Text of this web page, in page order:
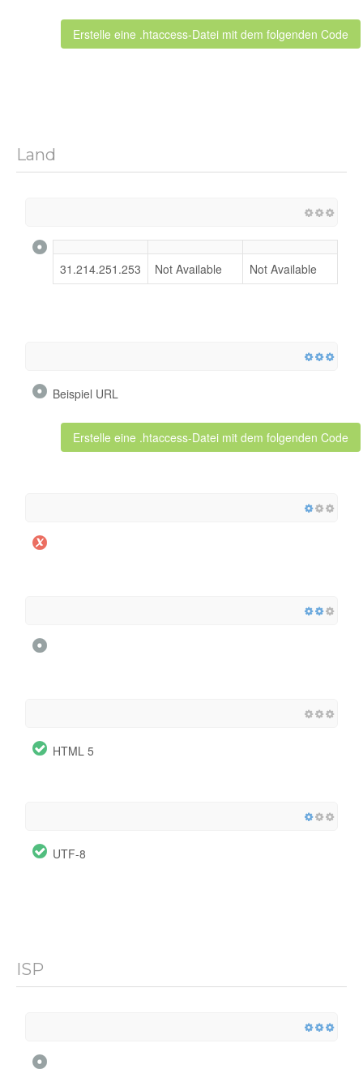
Erstelle eine .htaccess-Datei mit dem folgenden Code
Land
31.214.251.253 Not Available Not Available
Beispiel URL
Erstelle eine .htaccess-Datei mit dem folgenden Code
HTML 5
UTF-8
ISP